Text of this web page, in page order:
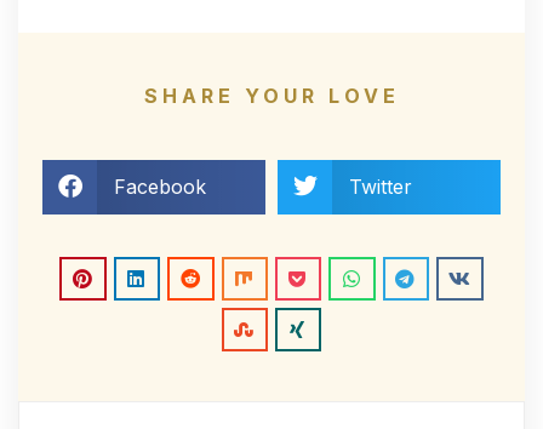
SHARE YOUR LOVE
Facebook Twitter